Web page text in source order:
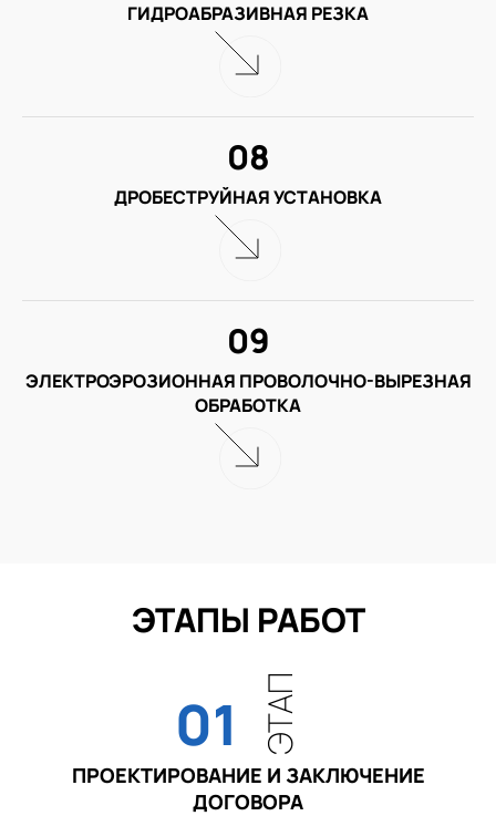
ГИДРОАБРАЗИВНАЯ РЕЗКА
ДРОБЕСТРУЙНАЯ УСТАНОВКА
08
ЭЛЕКТРОЭРОЗИОННАЯ ПРОВОЛОЧНО-ВЫРЕЗНАЯ
ОБРАБОТКА
09
ЭТАПЫ РАБОТ
01 ЭТАП
ПРОЕКТИРОВАНИЕ И ЗАКЛЮЧЕНИЕ
ДОГОВОРА